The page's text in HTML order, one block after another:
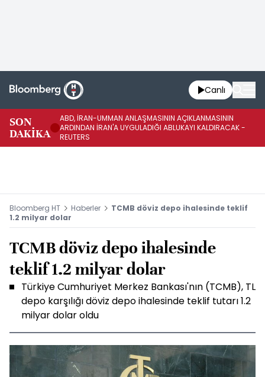
Canlı
SON
DAKİKA
ABD, İRAN-UMMAN ANLAŞMASININ AÇIKLANMASININ
ARDINDAN İRAN'A UYGULADIĞI ABLUKAYI KALDIRACAK -
REUTERS
Bloomberg HT Haberler
TCMB döviz depo ihalesinde teklif
1.2 milyar dolar
TCMB döviz depo ihalesinde
teklif 1.2 milyar dolar
Türkiye Cumhuriyet Merkez Bankası'nın (TCMB), TL
depo karşılığı döviz depo ihalesinde teklif tutarı 1.2
milyar dolar oldu